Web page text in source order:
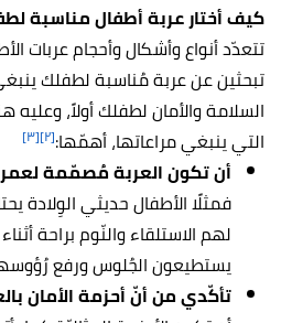
كيف أختار عربة أطفال مناسبة
تبحثين عن عربة مُناسبة لطفلك
السلامة والأمان لطفلك أولاً،
التي ينبغي مراعاتها، أهمّها:[٢] [٣]
أن تكون العربة مُصمّمة
فمثلًا الأطفال حديثي الوِلادة
لهم الاستلقاء والنّومبراحة
يستطيعون الجُلوس ورفع
تأكّدي من أنّ أحزمة الأمان